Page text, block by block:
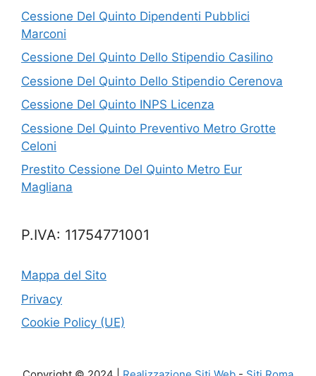
Cessione Del Quinto Dipendenti Pubblici
Marconi
Cessione Del Quinto Dello Stipendio Casilino
Cessione Del Quinto Dello Stipendio Cerenova
Cessione Del Quinto INPS Licenza
Cessione Del Quinto Preventivo Metro Grotte
Celoni
Prestito Cessione Del Quinto Metro Eur
Magliana
P.IVA: 11754771001
Mappa del Sito
Privacy
Cookie Policy (UE)